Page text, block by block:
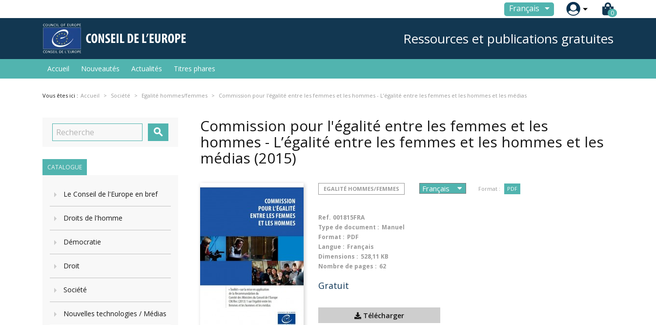
Français  0
Ressources et publications gratuites
Accueil Nouveautés Actualités Titres phares
Vous êtes ici : Accueil Société Egalité hommes/femmes Commission pour l'égalité entre les femmes et les hommes - L’égalité entre les femmes et les hommes et les médias

CATALOGUE
Le Conseil de l'Europe en bref
Droits de l'homme
Démocratie
Droit
Société
Nouvelles technologies / Médias
Commission pour l'égalité entre les femmes et les
hommes - L’égalité entre les femmes et les hommes et les
médias (2015)
EGALITÉ HOMMES/FEMMES Format : PDF
Ref. 001815FRA
Type de document : Manuel
Format : PDF
Langue : Français
Dimensions : 528,11 KB
Nombre de pages : 62
Gratuit
Télécharger